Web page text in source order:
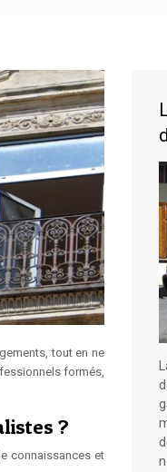
tout en ne
formés,
?
connaissances et